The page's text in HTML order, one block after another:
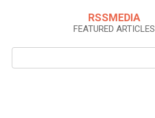
RSSMEDIA
FEATURED ARTICLES
Search: